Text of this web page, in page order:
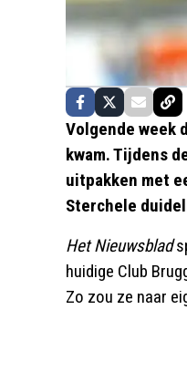
Volgende week
kwam. Tijdens
uitpakken met
Sterchele
Het Nieuwsblad
huidige Club
Zo zou ze naar